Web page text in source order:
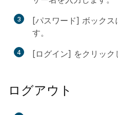
3
[パスワード] ボックス
す。
4 [ログイン] をクリック
ログアウト